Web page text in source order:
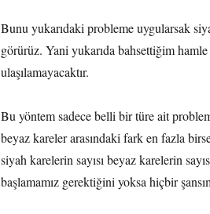
Bunu yukarıdaki probleme uygularsak
görürüz. Yani yukarıda bahsettiğim
ulaşılamayacaktır.
Bu yöntem sadece belli bir türe ait
beyaz kareler arasındaki fark en fazla
siyah karelerin sayısı beyaz karelerin
başlamamız gerektiğini yoksa hiçbir